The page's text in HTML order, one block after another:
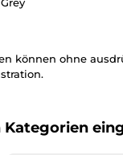
können ohne
Kategorien